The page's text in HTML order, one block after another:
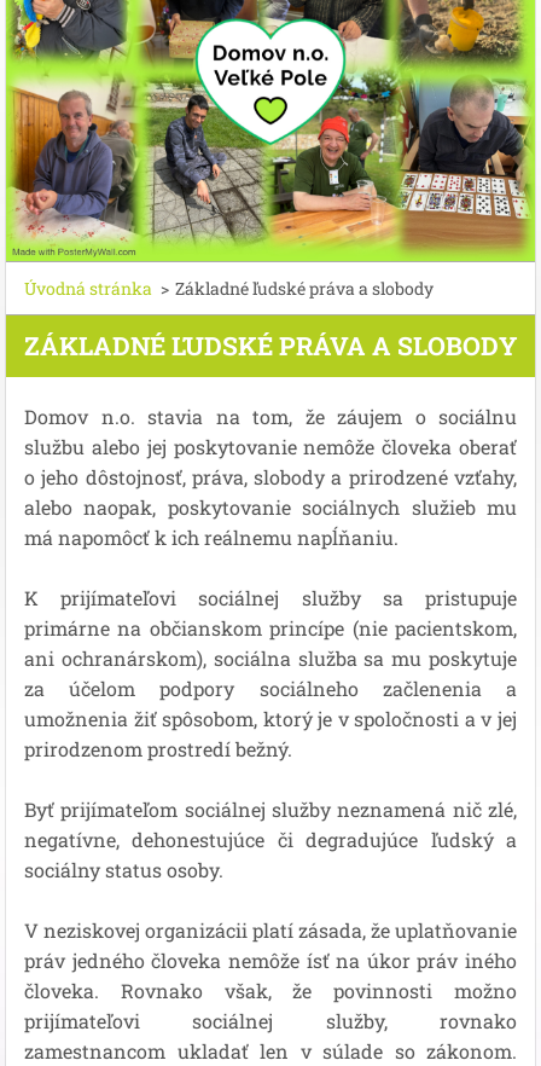
Úvodná stránka > Základné ľudské práva a slobody
ZÁKLADNÉ ĽUDSKÉ PRÁVA A SLOBODY
Domov n.o. stavia na tom, že záujem o sociálnu
službu alebo jej poskytovanie nemôže človeka oberať
o jeho dôstojnosť, práva, slobody a prirodzené vzťahy,
alebo naopak, poskytovanie sociálnych služieb mu
má napomôcť k ich reálnemu napĺňaniu.
K prijímateľovi sociálnej služby sa pristupuje
primárne na občianskom princípe (nie pacientskom,
ani ochranárskom), sociálna služba sa mu poskytuje
za účelom podpory sociálneho začlenenia a
umožnenia žiť spôsobom, ktorý je v spoločnosti a v jej
prirodzenom prostredí bežný.
Byť prijímateľom sociálnej služby neznamená nič zlé,
negatívne, dehonestujúce či degradujúce ľudský a
sociálny status osoby.
V neziskovej organizácii platí zásada, že uplatňovanie
práv jedného človeka nemôže ísť na úkor práv iného
človeka. Rovnako však, že povinnosti možno
prijímateľovi sociálnej služby, rovnako
zamestnancom ukladať len v súlade so zákonom.